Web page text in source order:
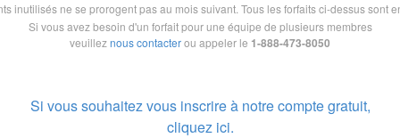
inutilisés ne se prorogent pas au mois suivant. Tous les forfaits ci-dessus sont
Si vous avez besoin d'un forfait pour une équipe de plusieurs membres
veuilleznous contacterou appeler le 1-888-473-8050
Si vous souhaitez vous inscrire à notre compte gratuit,
cliquez ici.